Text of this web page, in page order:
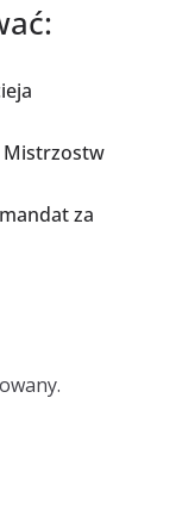
Mistrzostw
za